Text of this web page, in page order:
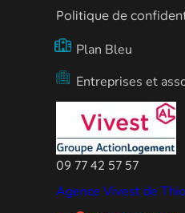
Politique de
Plan Bleu
Entreprises et
09 77 42 57 57
Agence Vivest de